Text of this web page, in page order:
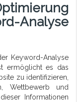
Analyse
Keyword-Analyse
ermöglicht es das
zu identifizieren,
Wettbewerb und
Informationen